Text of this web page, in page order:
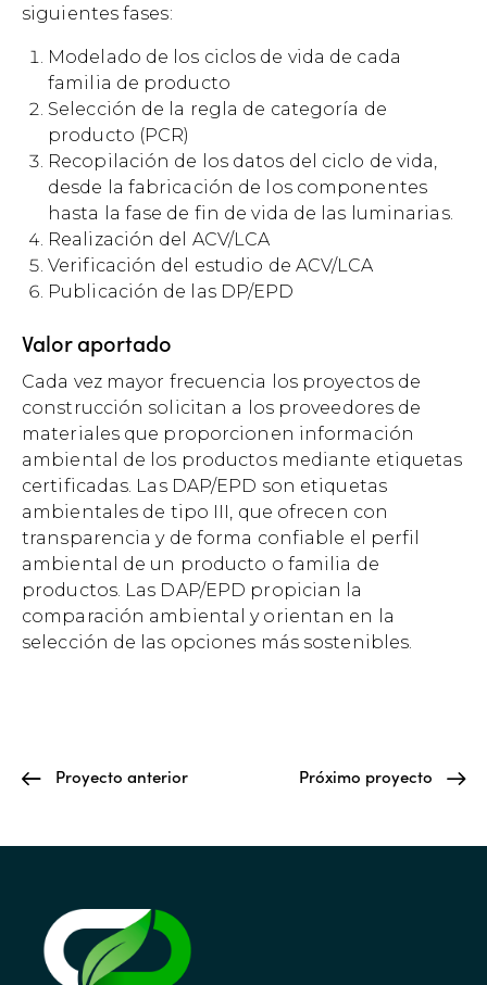
siguientes fases:
Modelado de los ciclos de vida de cada
familia de producto
Selección de la regla de categoría de
producto (PCR)
Recopilación de los datos del ciclo de vida,
desde la fabricación de los componentes
hasta la fase de fin de vida de las luminarias.
Realización del ACV/LCA
Verificación del estudio de ACV/LCA
Publicación de las DP/EPD
Valor aportado
Cada vez mayor frecuencia los proyectos de
construcción solicitan a los proveedores de
materiales que proporcionen información
ambiental de los productos mediante etiquetas
certificadas. Las DAP/EPD son etiquetas
ambientales de tipo III, que ofrecen con
transparencia y de forma confiable el perfil
ambiental de un producto o familia de
productos. Las DAP/EPD propician la
comparación ambiental y orientan en la
selección de las opciones más sostenibles.
Proyecto anterior Próximo proyecto